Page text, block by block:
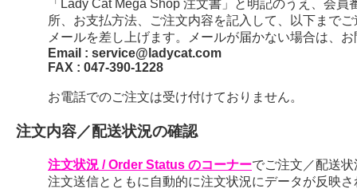
「Lady Cat Mega Shop 注文書」と明記のうえ、会
所、お支払方法、ご注文内容を記入して、以下まで
メールを差し上げます。メールが届かない場合は、
Email : service@ladycat.com
FAX : 047-390-1228
お電話でのご注文は受け付けておりません。
注文内容／配送状況の確認
注文状況 / Order Status のコーナーでご注文／配送
注文送信とともに自動的に注文状況にデータが反映